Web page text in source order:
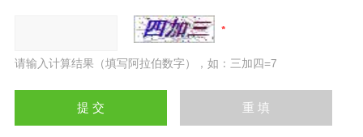
请输入计算结果（填写阿拉伯数字），如：三加四=7